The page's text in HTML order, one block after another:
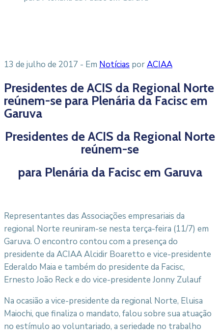
13 de julho de 2017 - Em Notícias porACIAA
Presidentes de ACIS da Regional Norte
reúnem-se para Plenária da Facisc em
Garuva
Presidentes de ACIS da Regional Norte
reúnem-se
para Plenária da Facisc em Garuva
Representantes das Associações empresariais da
regional Norte reuniram-se nesta terça-feira (11/7) em
Garuva. O encontro contou com a presença do
presidente da ACIAA Alcidir Boaretto e vice-presidente
Ederaldo Maia e também do presidente da Facisc,
Ernesto João Reck e do vice-presidente Jonny Zulauf
Na ocasião a vice-presidente da regional Norte, Eluisa
Maiochi, que finaliza o mandato, falou sobre sua atuação
no estímulo ao voluntariado, a seriedade no trabalho